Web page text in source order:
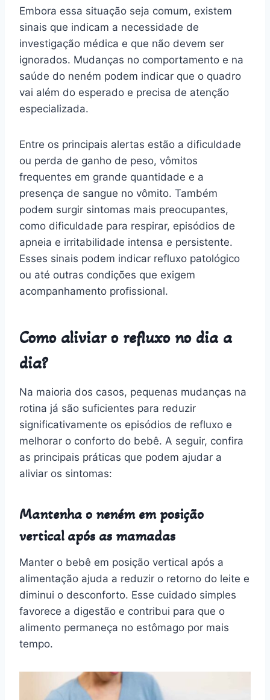
Embora essa situação seja comum, existem
sinais que indicam a necessidade de
investigação médica e que não devem ser
ignorados. Mudanças no comportamento e na
saúde do neném podem indicar que o quadro
vai além do esperado e precisa de atenção
especializada.
Entre os principais alertas estão a dificuldade
ou perda de ganho de peso, vômitos
frequentes em grande quantidade e a
presença de sangue no vômito. Também
podem surgir sintomas mais preocupantes,
como dificuldade para respirar, episódios de
apneia e irritabilidade intensa e persistente.
Esses sinais podem indicar refluxo patológico
ou até outras condições que exigem
acompanhamento profissional.
Como aliviar o refluxo no dia a
dia?
Na maioria dos casos, pequenas mudanças na
rotina já são suficientes para reduzir
significativamente os episódios de refluxo e
melhorar o conforto do bebê. A seguir, confira
as principais práticas que podem ajudar a
aliviar os sintomas:
Mantenha o neném em posição
vertical após as mamadas
Manter o bebê em posição vertical após a
alimentação ajuda a reduzir o retorno do leite e
diminui o desconforto. Esse cuidado simples
favorece a digestão e contribui para que o
alimento permaneça no estômago por mais
tempo.